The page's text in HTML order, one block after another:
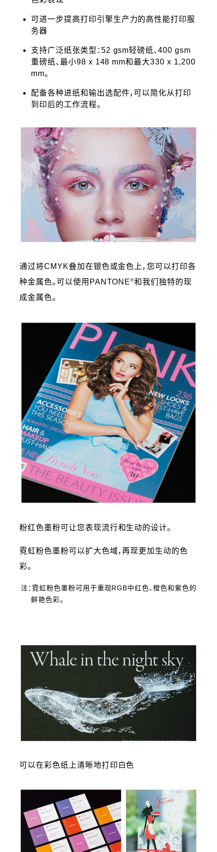
可进一步提高打印引擎生产力的高性能打印服
务器
支持广泛纸张类型：52 gsm轻磅纸、400 gsm
重磅纸、最小98 x 148 mm和最大330 x 1,200
mm。
配备各种进纸和输出选配件，可以简化从打印
到印后的工作流程。
通过将CMYK叠加在银色或金色上，您可以打印各
种金属色。可以使用PANTONE®和我们独特的现
成金属色。
粉红色墨粉可让您表现流行和生动的设计。
霓虹粉色墨粉可以扩大色域，再现更加生动的色
彩。
注：霓虹粉色墨粉可用于重现RGB中红色、橙色和紫色的
鲜艳色彩。
可以在彩色纸上清晰地打印白色